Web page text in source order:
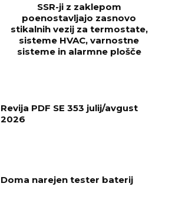
SSR-ji z zaklepom
poenostavljajo zasnovo
stikalnih vezij za termostate,
sisteme HVAC, varnostne
sisteme in alarmne plošče
Revija PDF SE 353 julij/avgust
2026
Doma narejen tester baterij